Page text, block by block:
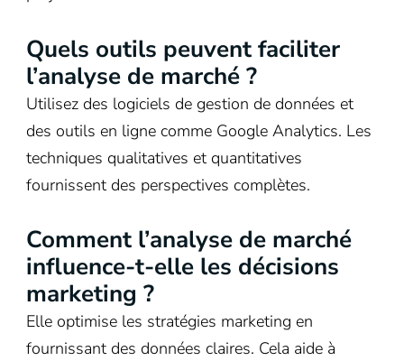
Quels outils peuvent faciliter
l’analyse de marché ?
Utilisez des logiciels de gestion de données et
des outils en ligne comme Google Analytics. Les
techniques qualitatives et quantitatives
fournissent des perspectives complètes.
Comment l’analyse de marché
influence-t-elle les décisions
marketing ?
Elle optimise les stratégies marketing en
fournissant des données claires. Cela aide à